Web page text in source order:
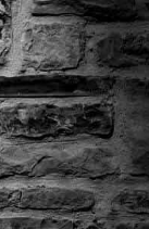
с 08:00 до 22:00